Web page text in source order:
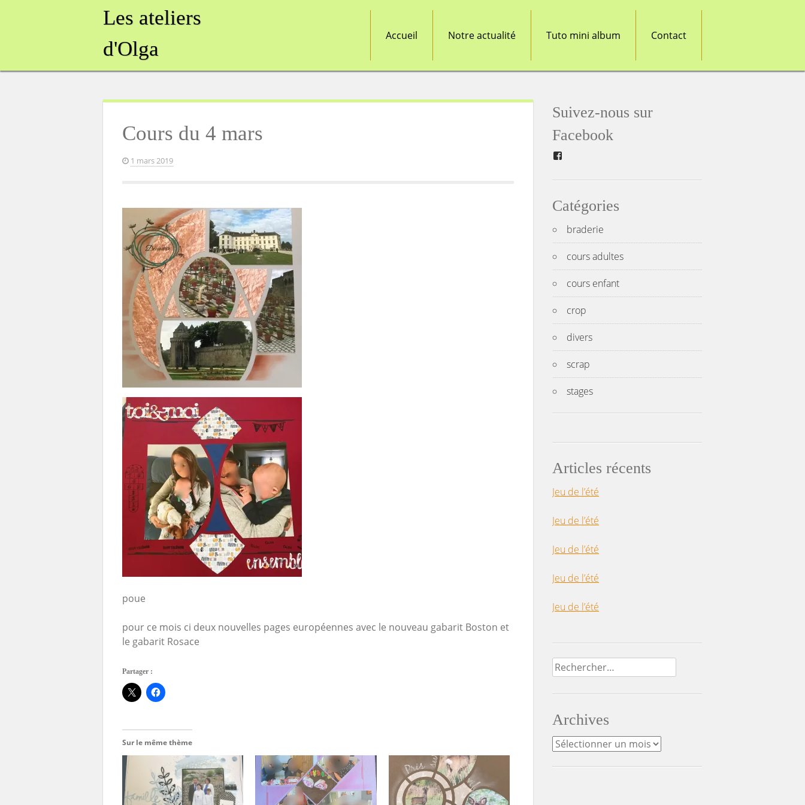
Les ateliers
d'Olga
Accueil Notre actualité Tuto mini album Contact
Cours du 4 mars
1 mars 2019
poue
pour ce mois ci deux nouvelles pages européennes avec le nouveau gabarit Boston et
le gabarit Rosace
Partager :
Sur le même thème
Suivez-nous sur
Facebook
Catégories
braderie
cours adultes
cours enfant
crop
divers
scrap
stages
Articles récents
Jeu de l’été
Jeu de l’été
Jeu de l’été
Jeu de l’été
Jeu de l’été
Rechercher :
Archives
Archives